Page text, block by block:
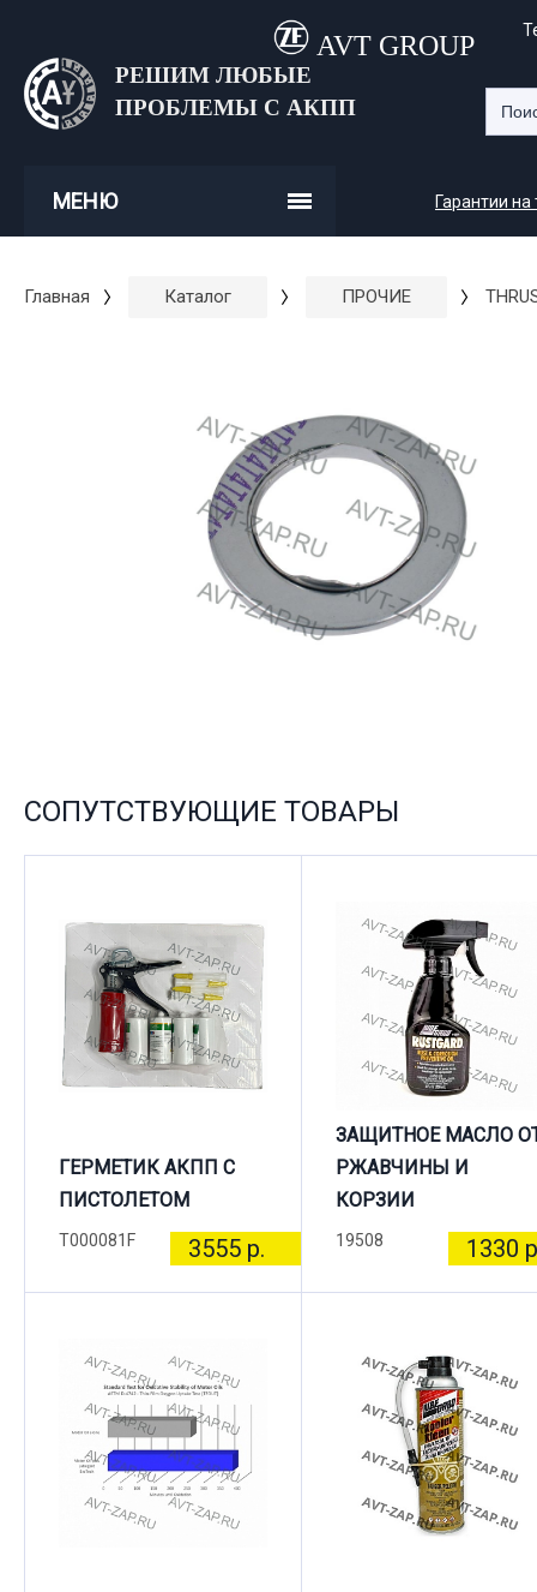
AVT GROUP
РЕШИМ ЛЮБЫЕ
ПРОБЛЕМЫ С АКПП
МЕНЮ Гарантии на
Главная Каталог ПРОЧИЕ
СОПУТСТВУЮЩИЕ ТОВАРЫ
ГЕРМЕТИК АКПП С
ПИСТОЛЕТОМ
T000081F 3555 р.
ЗАЩИТНОЕ МАСЛО
РЖАВЧИНЫ И
КОРЗИИ
19508 1330